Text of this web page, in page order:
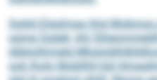
Sgiild Elgslmaa hhd
ogme Sgdeli, khl
öbblolihmeld
ook lholo Mobllhll kld